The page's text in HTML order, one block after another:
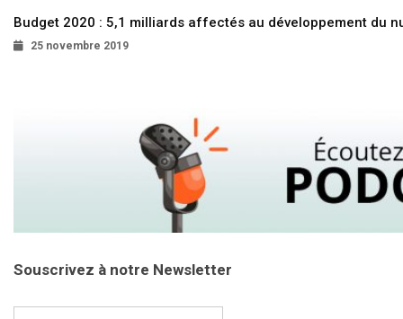
Budget 2020 : 5,1 milliards affectés au développement du
25 novembre 2019
Souscrivez à notre Newsletter